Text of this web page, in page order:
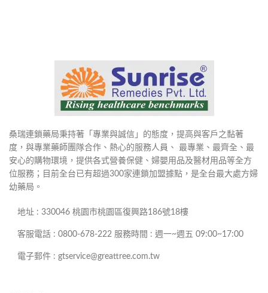
桑瑞連鎖藥局秉持著「專業與誠信」的態度，提高與客戶之黏著
度，與專業藥師團隊合作、熱心的服務人員、 最專業、最齊全、最
安心的購物環境，提供各式營養保健、婦嬰用品及醫材用品等全方
位服務；目前全台已有超過300家連鎖加盟據點，是全台最大處方婦
幼藥局。
地址 : 330046 桃園市桃園區復興路186號18樓
客服電話 : 0800-678-222 服務時間 : 週一~週五 09:00~17:00
電子郵件 : gtservice@greattree.com.tw